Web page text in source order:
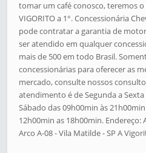
tomar um café conosco, teremos
VIGORITO a 1°. Concessionária
pode contratar a garantia de
ser atendido em qualquer
mais de 500 em todo Brasil.
concessionárias para oferecer as
mercado, consulte nossos
atendimento é de Segunda a
Sábado das 09h00min às
12h00min as 18h00min. Endereço:
Arco A-08 - Vila Matilde - SP A